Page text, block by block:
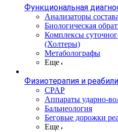
Функциональная
Анализаторы
Биологическая
Комплексы
(Холтеры)
Метаболографы
Еще
Физиотерапия и
CPAP
Аппараты ударно-
Бальнеология
Беговые дорожки
Еще